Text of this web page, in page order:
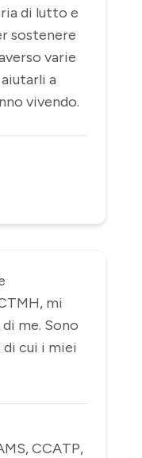
di lutto e
sostenere
varie
a
vivendo.
mi
me. Sono
cui i miei
CCATP,